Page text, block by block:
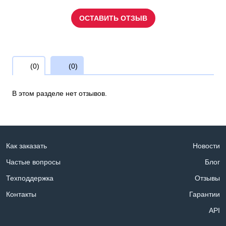
ОСТАВИТЬ ОТЗЫВ
(0) (0)
В этом разделе нет отзывов.
Как заказать
Частые вопросы
Техподдержка
Контакты
Новости
Блог
Отзывы
Гарантии
API